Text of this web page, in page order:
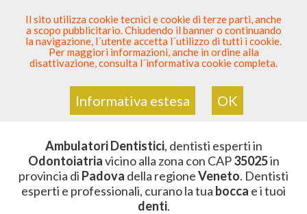
SEI DENTISTA? PARTECIPA
Sei QuiElenco Dentista Sicuro > Odontoiatria>
Ambulatori Dentistici>Veneto >Padova >CAP 35025
ZONA CON CAP 35025
Ambulatori Dentistici, dentisti esperti in
Odontoiatriavicino alla zona con CAP35025in
provincia di Padova della regioneVeneto. Dentisti
esperti e professionali, curano la tua bocca e i tuoi
denti.
Il sito utilizza cookie tecnici e cookie di terze parti, anche
a scopo pubblicitario. Chiudendo il banner o continuando
la navigazione, l´utente accetta l´utilizzo di tutti i cookie.
Per maggiori informazioni, anche in ordine alla
disattivazione, consulta l´informativa cookie completa.
Informativa estesa OK